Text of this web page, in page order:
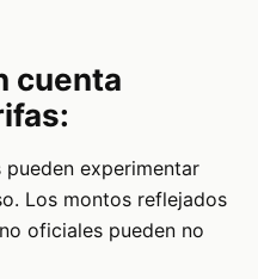
cuenta
experimentar
Los montos reflejados
oficiales pueden no